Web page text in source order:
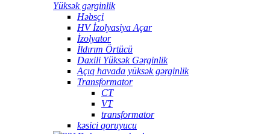
Yüksək gərginlik
Həbsçi
HV İzolyasiya Açar
İzolyator
İldırım Örtücü
Daxili Yüksək Gərginlik
Açıq havada yüksək gərginlik
Transformator
CT
VT
transformator
kəsici qoruyucu